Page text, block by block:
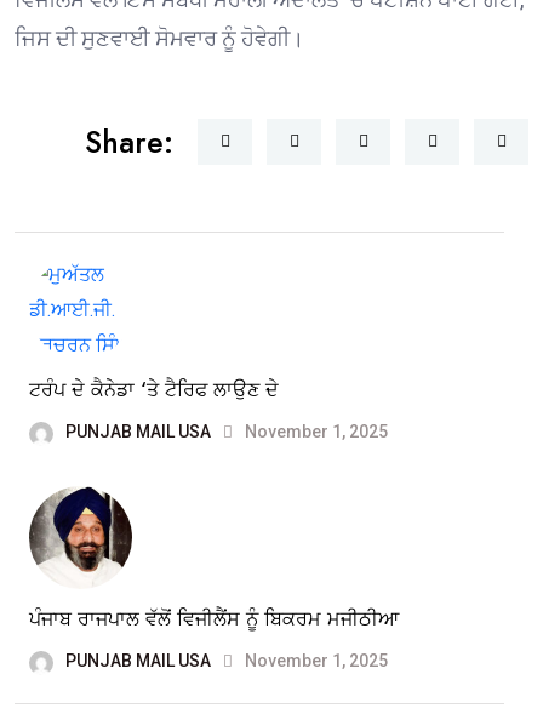
ਜਿਸ ਦੀ ਸੁਣਵਾਈ ਸੋਮਵਾਰ ਨੂੰ ਹੋਵੇਗੀ।
Share:
ਟਰੰਪ ਦੇ ਕੈਨੇਡਾ ‘ਤੇ ਟੈਰਿਫ ਲਾਉਣ ਦੇ
PUNJAB MAIL USA November 1, 2025
ਪੰਜਾਬ ਰਾਜਪਾਲ ਵੱਲੋਂ ਵਿਜੀਲੈਂਸ ਨੂੰ ਬਿਕਰਮ ਮਜੀਠੀਆ
PUNJAB MAIL USA November 1, 2025